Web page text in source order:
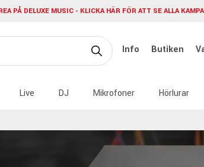
PÅ DELUXE MUSIC - KLICKA HÄR FÖR ATT SE ALLA
Info Butiken
Live DJ Mikrofoner Hörlurar